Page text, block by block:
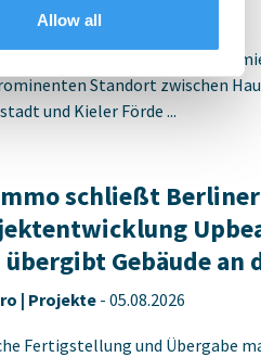
Allow all
| Deals Kauf
und ein weiterer
Standort zwischen
und Kieler Förde ...
schließt Berliner
Gebäude an
| Projekte - 05.08.2026
Fertigstellung und Übergabe